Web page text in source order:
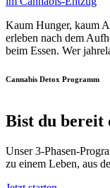
Kaum Hunger, kaum
erleben nach dem
beim Essen. Wer
Cannabis Detox Programm
Bist du bereit
Unser 3-Phasen-
zu einem Leben, aus